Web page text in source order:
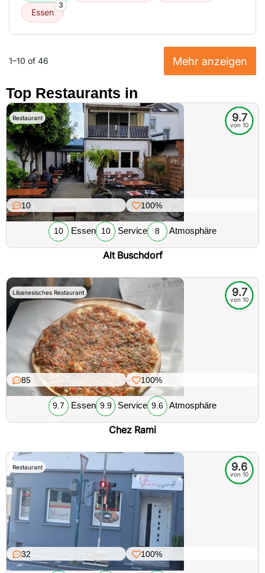
Essen
3
1–10 of 46 Mehr anzeigen
Top Restaurants in
Restaurant 9.7
von 10
10 100%
10 Essen 10 Service 8 Atmosphäre
Alt Buschdorf
Libanesisches Restaurant 9.7
von 10
85 100%
9.7 Essen 9.9 Service 9.6 Atmosphäre
Chez Rami
Restaurant 9.6
von 10
32 100%